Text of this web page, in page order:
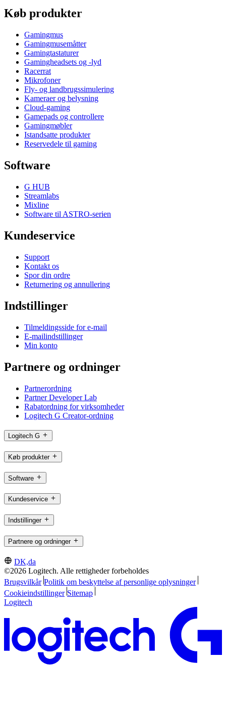
Køb produkter
Gamingmus
Gamingmusemåtter
Gamingtastaturer
Gamingheadsets og -lyd
Racerrat
Mikrofoner
Fly- og landbrugssimulering
Kameraer og belysning
Cloud-gaming
Gamepads og controllere
Gamingmøbler
Istandsatte produkter
Reservedele til gaming
Software
G HUB
Streamlabs
Mixline
Software til ASTRO-serien
Kundeservice
Support
Kontakt os
Spor din ordre
Returnering og annullering
Indstillinger
Tilmeldingsside for e-mail
E-mailindstillinger
Min konto
Partnere og ordninger
Partnerordning
Partner Developer Lab
Rabatordning for virksomheder
Logitech G Creator-ordning
Logitech G
Køb produkter
Software
Kundeservice
Indstillinger
Partnere og ordninger
DK,da
©2026 Logitech. Alle rettigheder forbeholdes
Brugsvilkår Politik om beskyttelse af personlige oplysninger
Cookieindstillinger Sitemap
Logitech